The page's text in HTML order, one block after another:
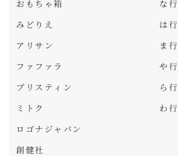
おもちゃ箱
みどりえ
アリサン
ファファラ
プリスティン
ミトク
ロゴナジャパン
創健社
な行
は行
ま行
や行
ら行
わ行